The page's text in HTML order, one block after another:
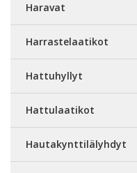
Haravat
Harrastelaatikot
Hattuhyllyt
Hattulaatikot
Hautakynttilälyhdyt